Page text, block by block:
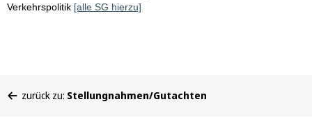
Verkehrspolitik [alle SG hierzu]
befinden
zurück zu: Stellungnahmen/Gutachten